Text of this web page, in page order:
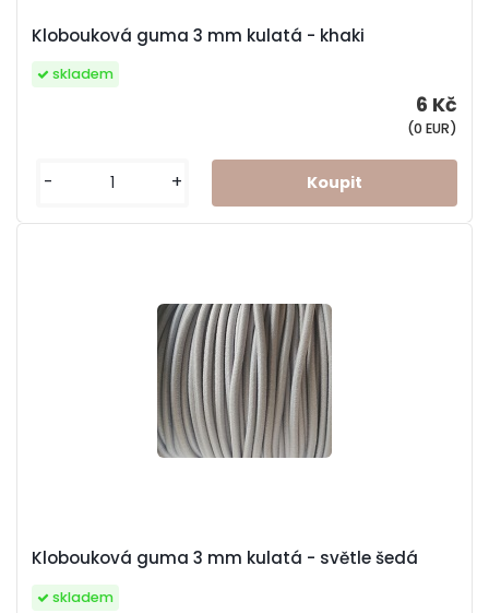
Klobouková guma 3 mm kulatá - khaki
6 Kč
(0 EUR)
skladem
- +
Klobouková guma 3 mm kulatá - světle šedá
skladem